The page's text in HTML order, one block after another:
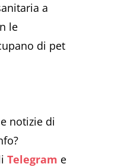
a
le
di pet
notizie di
Telegram e